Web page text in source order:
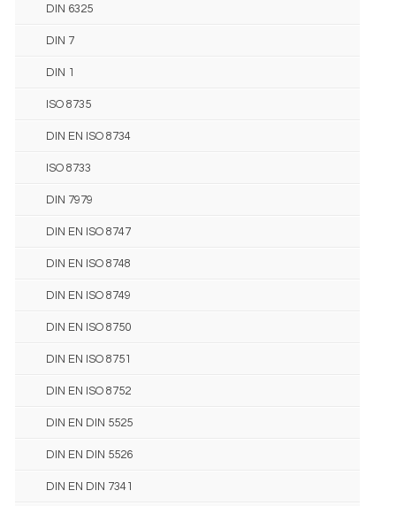
DIN 6325
DIN 7
DIN 1
ISO 8735
DIN EN ISO 8734
ISO 8733
DIN 7979
DIN EN ISO 8747
DIN EN ISO 8748
DIN EN ISO 8749
DIN EN ISO 8750
DIN EN ISO 8751
DIN EN ISO 8752
DIN EN DIN 5525
DIN EN DIN 5526
DIN EN DIN 7341